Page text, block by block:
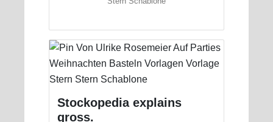
Stockopedia explains
gross.